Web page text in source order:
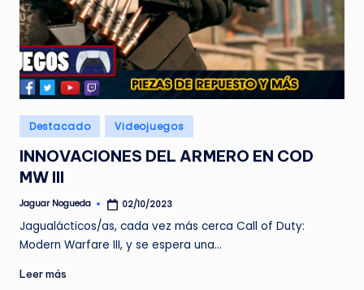
Publicado
en
Destacado Videojuegos
INNOVACIONES DEL ARMERO EN COD
MW III
Publicado
Jaguar Nogueda 02/10/2023
Jagualácticos/as, cada vez más cerca Call of Duty:
Modern Warfare III, y se espera una…
Leer más